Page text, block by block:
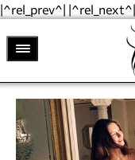
|^rel_prev^| |^rel_next^|